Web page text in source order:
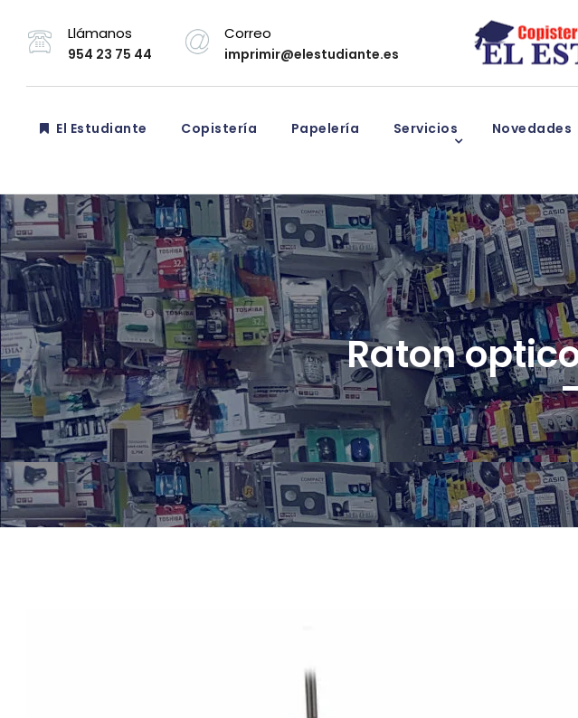
Llámanos
954 23 75 44
Correo
imprimir@elestudiante.es
El Estudiante Copistería Papelería Servicios Novedades
Raton